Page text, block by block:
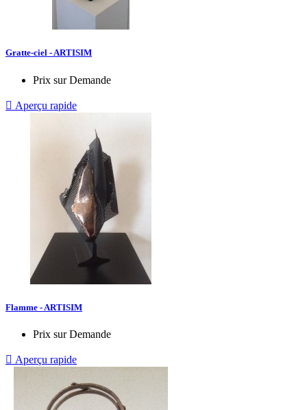
Gratte-ciel - ARTISIM
Prix sur Demande
 Aperçu rapide
Flamme - ARTISIM
Prix sur Demande
 Aperçu rapide